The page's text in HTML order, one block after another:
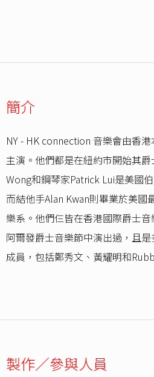
簡介
NY - HK connection 音樂會由香
主演。他們都是在紐約市開始其
Wong和鋼琴家Patrick Lui是美國
而結他手Alan Kwan則畢業於美國
樂系。他們仨皆在香港國際爵士音
阿爾發爵士音樂節中演出過，且
成員，包括鄭秀文、黃耀明和
製作／參與人員